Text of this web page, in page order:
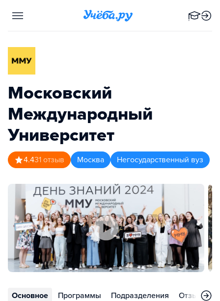
Московский
Международный
Университет
4.431 отзыв Москва Негосударственный вуз
Основное Программы Подразделения Отзывы